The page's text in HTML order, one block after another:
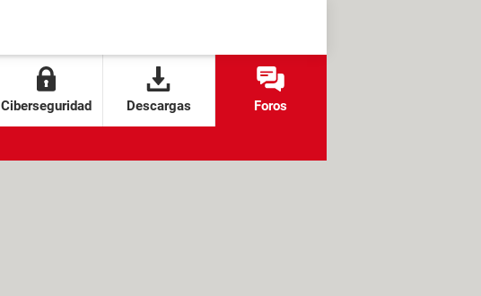
Ciberseguridad Descargas Foros